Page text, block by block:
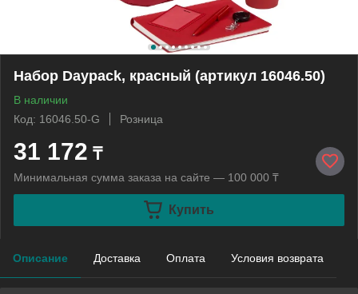
Набор Daypack, красный (артикул 16046.50)
В наличии
Код: 16046.50-G
Розница
31 172 ₸
Минимальная сумма заказа на сайте — 100 000 ₸
Купить
Описание Доставка Оплата Условия возврата